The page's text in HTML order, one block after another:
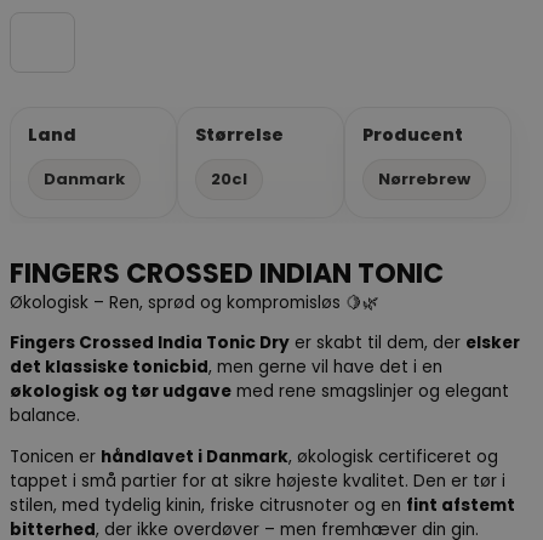
Land
Danmark
Størrelse
20cl
Producent
Nørrebrew
FINGERS CROSSED INDIAN TONIC
Økologisk – Ren, sprød og kompromisløs 🍋🌿
Fingers Crossed India Tonic Dry er skabt til dem, der elsker
det klassiske tonicbid, men gerne vil have det i en
økologisk og tør udgave med rene smagslinjer og elegant
balance.
Tonicen er håndlavet i Danmark, økologisk certificeret og
tappet i små partier for at sikre højeste kvalitet. Den er tør i
stilen, med tydelig kinin, friske citrusnoter og en fint afstemt
bitterhed, der ikke overdøver – men fremhæver din gin.